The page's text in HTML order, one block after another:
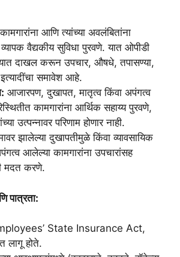
कामगारांना आणि त्यांच्या अवलंबितांना
वैद्यकीय सुविधा पुरवणे. यात ओपीडी
दाखल करून उपचार, औषधे, तपासण्या,
समावेश आहे.
आजारपण, दुखापत, मातृत्व किंवा अपंगत्व
कामगारांना आर्थिक सहाय्य पुरवणे,
उत्पन्नावर परिणाम होणार नाही.
झालेल्या दुखापतीमुळे किंवा व्यावसायिक
आलेल्या कामगारांना उपचारांसह
मदत करणे.
पात्रता:
State Insurance Act,
लागू होते.